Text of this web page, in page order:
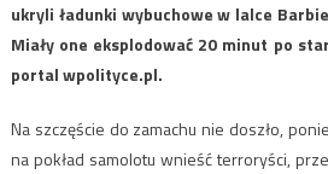
ukryli ładunki wybuchowe w lalce
Miały one eksplodować 20 minut po
portal wpolityce.pl.
Na szczęście do zamachu nie doszło,
na pokład samolotu wnieść terroryści,